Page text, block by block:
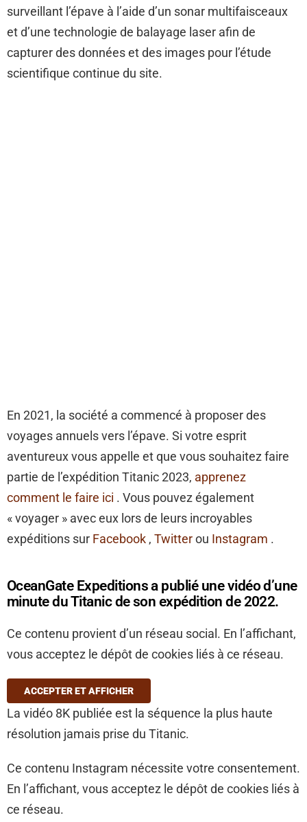
surveillant l’épave à l’aide d’un sonar multifaisceaux
et d’une technologie de balayage laser afin de
capturer des données et des images pour l’étude
scientifique continue du site.
En 2021, la société a commencé à proposer des
voyages annuels vers l’épave. Si votre esprit
aventureux vous appelle et que vous souhaitez faire
partie de l’expédition Titanic 2023, apprenez
comment le faire ici . Vous pouvez également
« voyager » avec eux lors de leurs incroyables
expéditions sur Facebook , Twitterou Instagram .
OceanGate Expeditions a publié une vidéo d’une
minute du Titanic de son expédition de 2022.
Ce contenu provient d’un réseau social. En l’affichant,
vous acceptez le dépôt de cookies liés à ce réseau.
ACCEPTER ET AFFICHER
La vidéo 8K publiée est la séquence la plus haute
résolution jamais prise du Titanic.
Ce contenu Instagram nécessite votre consentement.
En l’affichant, vous acceptez le dépôt de cookies liés à
ce réseau.